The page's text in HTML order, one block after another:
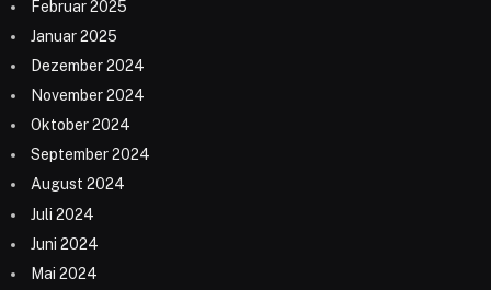
Februar 2025
Januar 2025
Dezember 2024
November 2024
Oktober 2024
September 2024
August 2024
Juli 2024
Juni 2024
Mai 2024